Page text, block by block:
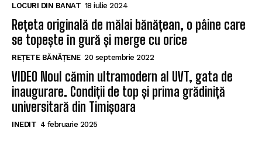
LOCURI DIN BANAT 18 iulie 2024
Rețeta originală de mălai bănățean, o pâine care
se topește în gură și merge cu orice
REȚETE BĂNĂȚENE 20 septembrie 2022
VIDEO Noul cămin ultramodern al UVT, gata de
inaugurare. Condiții de top și prima grădiniță
universitară din Timișoara
INEDIT 4 februarie 2025